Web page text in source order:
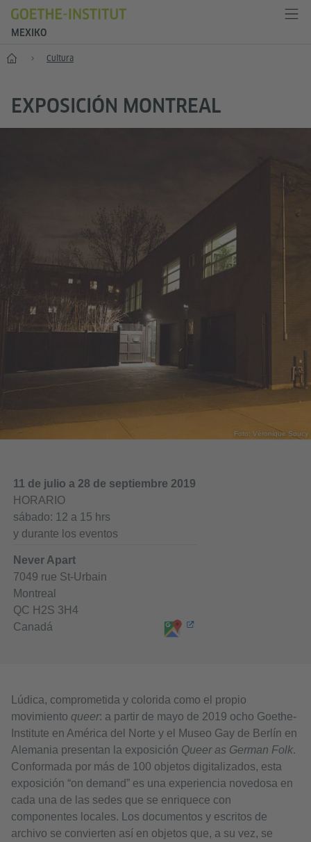
MEXIKO
Inicio Cultura
EXPOSICIÓN MONTREAL
Foto: Véronique Soucy
11 de julio a 28 de septiembre 2019
HORARIO
sábado: 12 a 15 hrs
y durante los eventos
Never Apart
7049 rue St-Urbain
Montreal
QC H2S 3H4
Canadá
Lúdica, comprometida y colorida como el propio
movimiento queer: a partir de mayo de 2019 ocho Goethe-
Institute en América del Norte y el Museo Gay de Berlín en
Alemania presentan la exposición Queer as German Folk.
Conformada por más de 100 objetos digitalizados, esta
exposición “on demand” es una experiencia novedosa en
cada una de las sedes que se enriquece con
componentes locales. Los documentos y escritos de
archivo se convierten así en objetos que, a su vez, se